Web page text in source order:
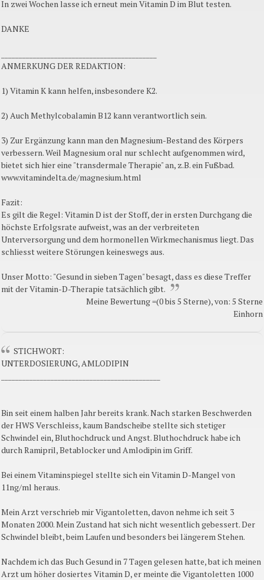
In zwei Wochen lasse ich erneut mein Vitamin D im Blut testen.
DANKE
ANMERKUNG DER REDAKTION:
1) Vitamin K kann helfen, insbesondere K2.
2) Auch Methylcobalamin B12 kann verantwortlich sein.
3) Zur Ergänzung kann man den Magnesium-Bestand des Körpers
verbessern. Weil Magnesium oral nur schlecht aufgenommen wird,
bietet sich hier eine "transdermale Therapie" an, z.B. ein Fußbad.
www.vitamindelta.de/magnesium.html
Fazit:
Es gilt die Regel: Vitamin D ist der Stoff, der in ersten Durchgang die
höchste Erfolgsrate aufweist, was an der verbreiteten
Unterversorgung und dem hormonellen Wirkmechanismus liegt. Das
schliesst weitere Störungen keineswegs aus.
Unser Motto: "Gesund in sieben Tagen" besagt, dass es diese Treffer
mit der Vitamin-D-Therapie tatsächlich gibt.
Meine Bewertung =(0 bis 5 Sterne), von: 5 Sterne
Einhorn
STICHWORT:
UNTERDOSIERUNG, AMLODIPIN
Bin seit einem halben Jahr bereits krank. Nach starken Beschwerden
der HWS Verschleiss, kaum Bandscheibe stellte sich stetiger
Schwindel ein, Bluthochdruck und Angst. Bluthochdruck habe ich
durch Ramipril, Betablocker und Amlodipin im Griff.
Bei einem Vitaminspiegel stellte sich ein Vitamin D-Mangel von
11ng/ml heraus.
Mein Arzt verschrieb mir Vigantoletten, davon nehme ich seit 3
Monaten 2000. Mein Zustand hat sich nicht wesentlich gebessert. Der
Schwindel bleibt, beim Laufen und besonders bei längerem Stehen.
Nachdem ich das Buch Gesund in 7 Tagen gelesen hatte, bat ich meinen
Arzt um höher dosiertes Vitamin D, er meinte die Vigantoletten 1000